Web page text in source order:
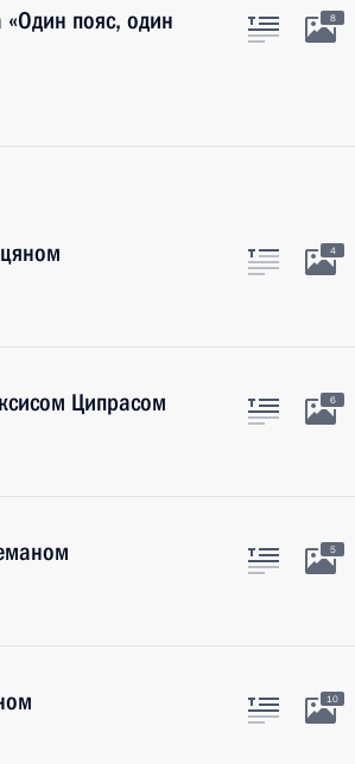
«Один пояс, один
8
4
Ципрасом 6
5
10